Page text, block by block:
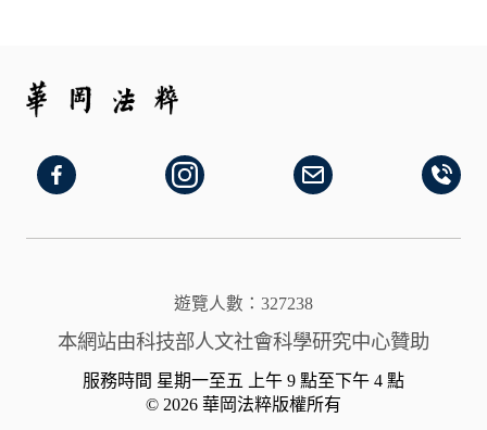
遊覽人數：327238
本網站由科技部人文社會科學研究中心贊助
服務時間 星期一至五 上午 9 點至下午 4 點
© 2026 華岡法粹版權所有